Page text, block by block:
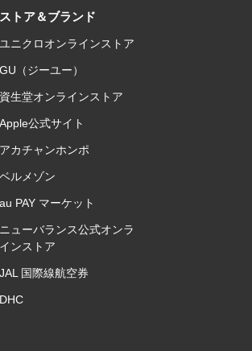
ストア＆ブランド
ユニクロオンラインストア
GU（ジーユー）
資生堂オンラインストア
Apple公式サイト
アカチャンホンポ
ベルメゾン
au PAY マーケット
ニューバランス公式オンラ
インストア
JAL 国際線航空券
DHC